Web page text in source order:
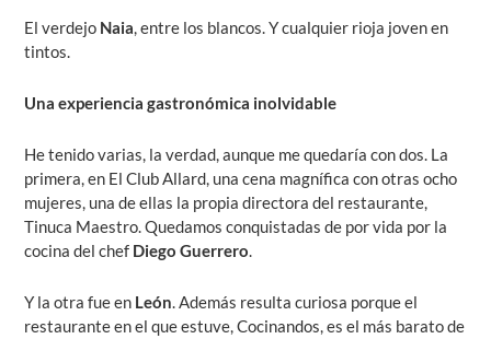
El verdejo Naia, entre los blancos. Y cualquier rioja joven en
tintos.
Una experiencia gastronómica inolvidable
He tenido varias, la verdad, aunque me quedaría con dos. La
primera, en El Club Allard, una cena magnífica con otras ocho
mujeres, una de ellas la propia directora del restaurante,
Tinuca Maestro. Quedamos conquistadas de por vida por la
cocina del chef Diego Guerrero.
Y la otra fue en León. Además resulta curiosa porque el
restaurante en el que estuve,Cocinandos, es el más barato de